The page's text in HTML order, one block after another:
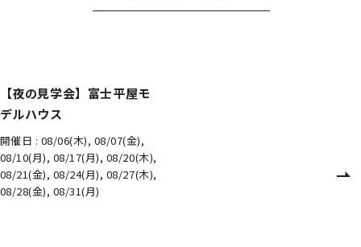
【夜の見学会】富士平屋モ
デルハウス
開催日 : 08/06(木), 08/07(金),
08/10(月), 08/17(月), 08/20(木),
08/21(金), 08/24(月), 08/27(木),
08/28(金), 08/31(月)